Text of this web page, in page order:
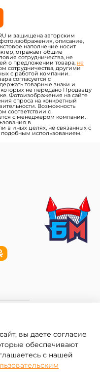
и защищена авторским
описание,
наполнение носит
отражает общие
сотрудничества, не
о предложении товара, не
сотрудничества, другими
с работой компании.
согласуется с
товарные знаки и
не передано Продавцу
Фотоизображения на сайте
спроса на конкретный
Возможность
соответствии с
с менеджером компании.
в
в иных целях, не связанных с
использованием.
вы даете согласие
обеспечивают
с нашей